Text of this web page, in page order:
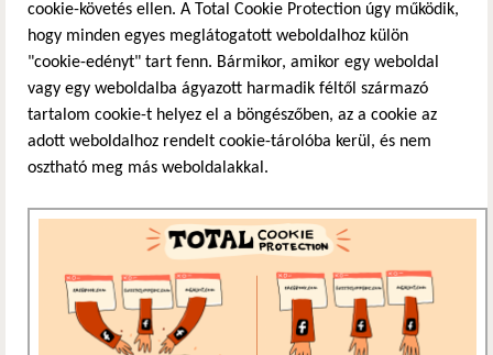
cookie-követés ellen. A Total Cookie Protection úgy működik,
hogy minden egyes meglátogatott weboldalhoz külön
"cookie-edényt" tart fenn. Bármikor, amikor egy weboldal
vagy egy weboldalba ágyazott harmadik féltől származó
tartalom cookie-t helyez el a böngészőben, az a cookie az
adott weboldalhoz rendelt cookie-tárolóba kerül, és nem
osztható meg más weboldalakkal.